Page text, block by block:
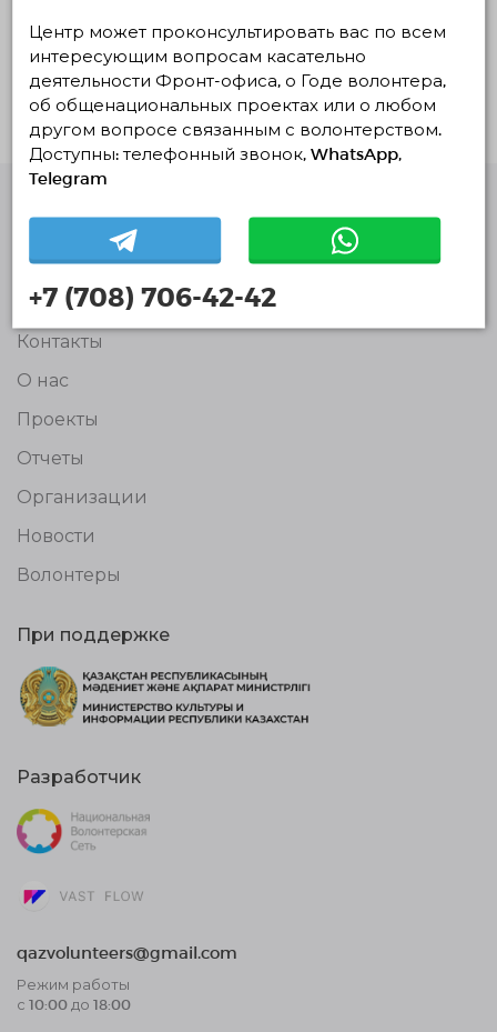
Реализуемые Планируемые Завершенные
Нет действующих проектов
Единая Платформа
Волонтёров
Навигация
Контакты
О нас
Проекты
Отчеты
Организации
Новости
Волонтеры
При поддержке
Разработчик
qazvolunteers@gmail.com
Режим работы
с 10:00 до 18:00
Центр может проконсультировать вас по всем
интересующим вопросам касательно
деятельности Фронт-офиса, о Годе волонтера,
об общенациональных проектах или о любом
другом вопросе связанным с волонтерством.
Доступны: телефонный звонок, WhatsApp,
Telegram
+7 (708) 706-42-42